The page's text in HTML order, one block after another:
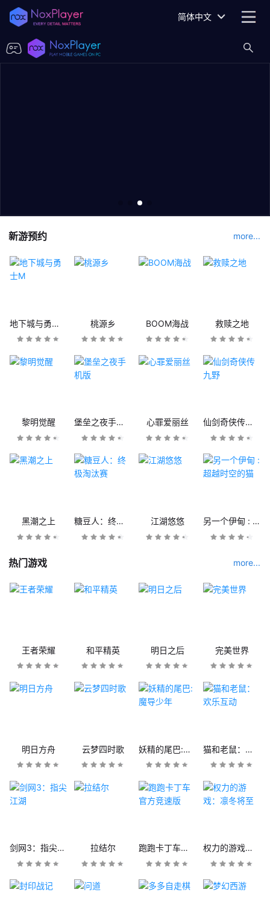
简体中文
新游预约 more...
地下城与勇士M 桃源乡 BOOM海战 救赎之地
黎明觉醒 堡垒之夜手机版 心罪爱丽丝 仙剑奇侠传九野
黑潮之上 糖豆人：终极淘汰赛 江湖悠悠 另一个伊甸 : 超越时空的猫
热门游戏 more...
王者荣耀 和平精英 明日之后 完美世界
明日方舟 云梦四时歌 妖精的尾巴:魔导少年 猫和老鼠：欢乐互动
剑网3：指尖江湖 拉结尔 跑跑卡丁车官方竞速版 权力的游戏：凛冬将至